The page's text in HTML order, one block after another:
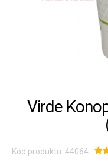
Virde
Kód produktu: 44064